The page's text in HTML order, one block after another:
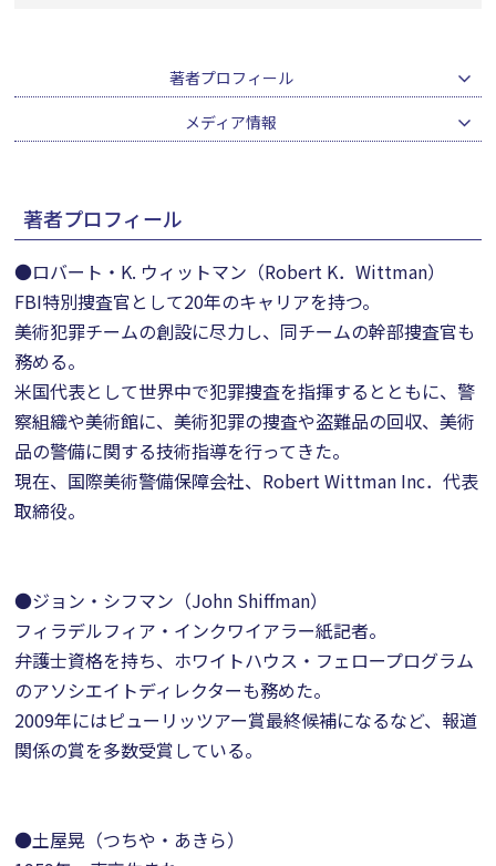
著者プロフィール
メディア情報
著者プロフィール
●ロバート・K. ウィットマン（Robert K．Wittman）
FBI特別捜査官として20年のキャリアを持つ。
美術犯罪チームの創設に尽力し、同チームの幹部捜査官も
務める。
米国代表として世界中で犯罪捜査を指揮するとともに、警
察組織や美術館に、美術犯罪の捜査や盗難品の回収、美術
品の警備に関する技術指導を行ってきた。
現在、国際美術警備保障会社、Robert Wittman Inc．代表
取締役。
●ジョン・シフマン（John Shiffman）
フィラデルフィア・インクワイアラー紙記者。
弁護士資格を持ち、ホワイトハウス・フェロープログラム
のアソシエイトディレクターも務めた。
2009年にはピューリッツアー賞最終候補になるなど、報道
関係の賞を多数受賞している。
●土屋晃（つちや・あきら）